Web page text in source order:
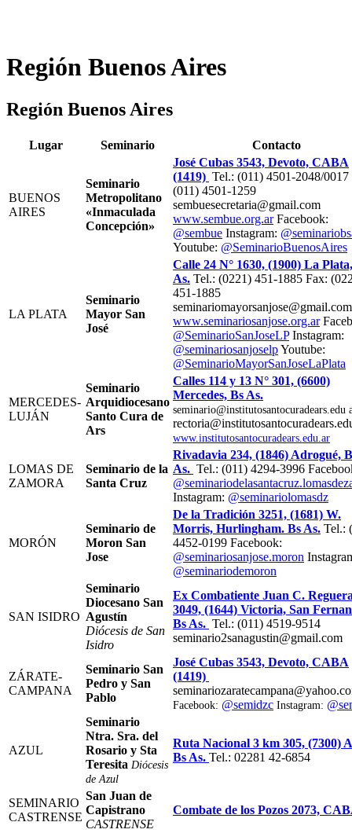
Región Buenos Aires
Región Buenos Aires
Lugar Seminario Contacto
BUENOS
AIRES
Seminario
Metropolitano
«Inmaculada
Concepción»
José Cubas 3543, Devoto, CABA
(1419) Tel.: (011) 4501-2048/0017
(011) 4501-1259
sembuesecretaria@gmail.com
www.sembue.org.arFacebook:
@sembue Instagram:
Youtube: @SeminarioBuenosAires
LA PLATA
Seminario
Mayor San
José
Calle 24 N° 1630, (1900) La
As. Tel.: (0221) 451-1885 Fax:
451-1885
seminariomayorsanjose@gmail.com
www.seminariosanjose.org.ar
@SeminarioSanJoseLPInstagram:
@seminariosanjoselpYoutube:
@SeminarioMayorSanJoseLaPlata
MERCEDES-
LUJÁN
Seminario
Arquidiocesano
Santo Cura de
Ars
Calles 114 y 13 N° 301, (6600)
Mercedes, Bs As.
seminario@institutosantocuradears.edu
www.institutosantocuradears.edu.ar
LOMAS DE
ZAMORA
Seminario de la
Santa Cruz
Rivadavia 234, (1846) Adrogué,
As. Tel.: (011) 4294-3996
Instagram: @seminariolomasdz
MORÓN
Seminario de
Moron San
Jose
De la Tradición 3251, (1681) W.
Morris, Hurlingham. Bs As. Tel.:
4452-0199 Facebook:
@seminariosanjose.moron
@seminariodemoron
SAN ISIDRO
Seminario
Diocesano San
Agustín
Diócesis de San
Isidro
Ex Combatiente Juan C.
3049, (1644) Victoria, San
Bs As. Tel.: (011) 4519-9514
seminario2sanagustin@gmail.com
ZÁRATE-
CAMPANA
Seminario San
Pedro y San
Pablo
José Cubas 3543, Devoto, CABA
(1419)
Facebook: @semidzc Instagram:
AZUL
Seminario
Ntra. Sra. del
Rosario y Sta
Teresita Diócesis
de Azul
Ruta Nacional 3 km 305, (7300)
Bs As. Tel.: 02281 42-6854
SEMINARIO
CASTRENSE
San Juan de
Capistrano
CASTRENSE
Combate de los Pozos 2073,